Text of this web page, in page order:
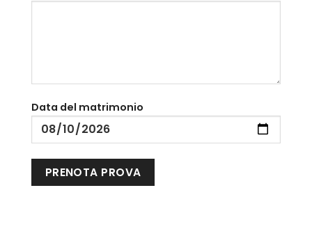
Data del matrimonio